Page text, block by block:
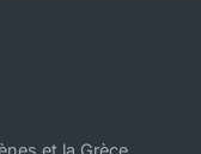
et la Grèce